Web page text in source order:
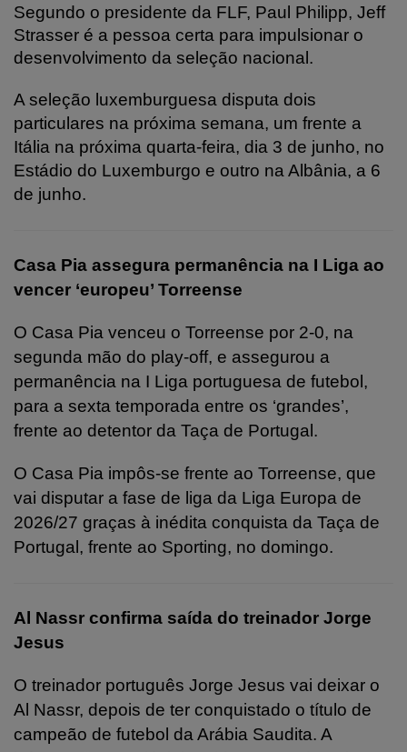
Segundo o presidente da FLF, Paul Philipp, Jeff
Strasser é a pessoa certa para impulsionar o
desenvolvimento da seleção nacional.
A seleção luxemburguesa disputa dois
particulares na próxima semana, um frente a
Itália na próxima quarta-feira, dia 3 de junho, no
Estádio do Luxemburgo e outro na Albânia, a 6
de junho.
Casa Pia assegura permanência na I Liga ao
vencer ‘europeu’ Torreense
O Casa Pia venceu o Torreense por 2-0, na
segunda mão do play-off, e assegurou a
permanência na I Liga portuguesa de futebol,
para a sexta temporada entre os ‘grandes’,
frente ao detentor da Taça de Portugal.
O Casa Pia impôs-se frente ao Torreense, que
vai disputar a fase de liga da Liga Europa de
2026/27 graças à inédita conquista da Taça de
Portugal, frente ao Sporting, no domingo.
Al Nassr confirma saída do treinador Jorge
Jesus
O treinador português Jorge Jesus vai deixar o
Al Nassr, depois de ter conquistado o título de
campeão de futebol da Arábia Saudita. A